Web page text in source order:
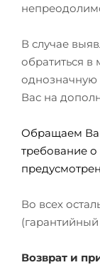
В случае
обратиться
однозначную
Вас на
Обращаем
требование
Во всех
Возврат и